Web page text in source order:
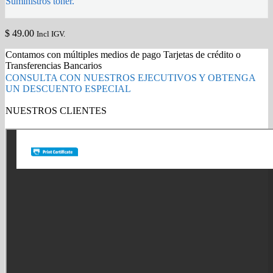
$ 49.00 Incl IGV.
Contamos con múltiples medios de pago Tarjetas de crédito o
Transferencias Bancarios
CONSULTA CON NUESTROS EJECUTIVOS Y OBTENGA
UN DESCUENTO ESPECIAL
NUESTROS CLIENTES